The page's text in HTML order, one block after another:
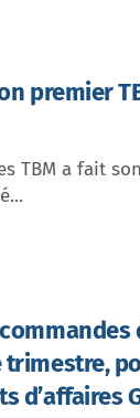
premier
TBM a fait
trimestre,
d’affaires